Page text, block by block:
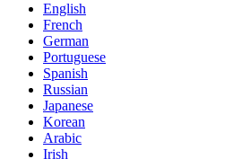
English
French
German
Portuguese
Spanish
Russian
Japanese
Korean
Arabic
Irish